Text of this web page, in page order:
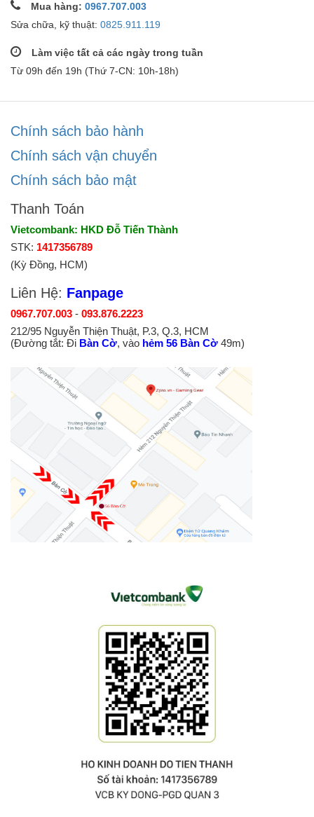
Mua hàng: 0967.707.003
Sửa chữa, kỹ thuật: 0825.911.119
Làm việc tất cả các ngày trong tuần
Từ 09h đến 19h (Thứ 7-CN: 10h-18h)
Chính sách bảo hành
Chính sách vận chuyển
Chính sách bảo mật
Thanh Toán
Vietcombank: HKD Đỗ Tiến Thành
STK: 1417356789
(Kỳ Đồng, HCM)
Liên Hệ: Fanpage
0967.707.003 - 093.876.2223
212/95 Nguyễn Thiện Thuật, P.3, Q.3, HCM
(Đường tắt: Đi Bàn Cờ, vào hẻm 56 Bàn Cờ 49m)